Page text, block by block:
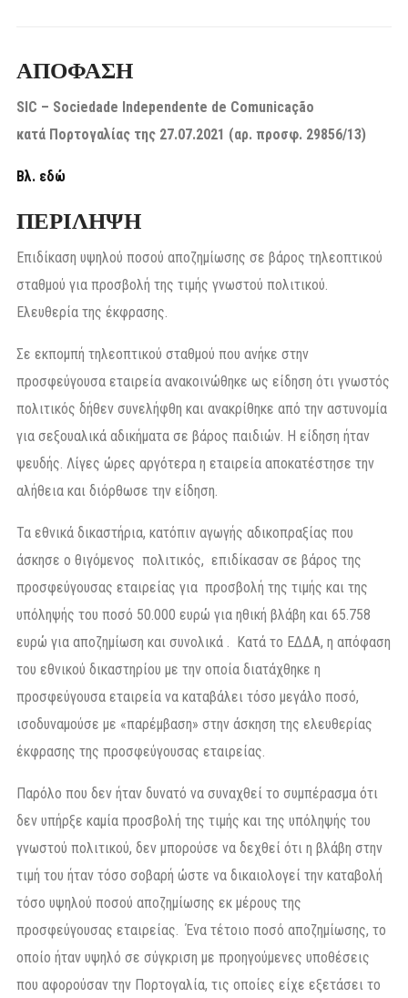
ΑΠΟΦΑΣΗ
SIC – Sociedade Independente de Comunicação
κατά Πορτογαλίας της 27.07.2021 (αρ. προσφ. 29856/13)
Βλ. εδώ
ΠΕΡΙΛΗΨΗ
Επιδίκαση υψηλού ποσού αποζημίωσης σε βάρος τηλεοπτικού
σταθμού για προσβολή της τιμής γνωστού πολιτικού.
Ελευθερία της έκφρασης.
Σε εκπομπή τηλεοπτικού σταθμού που ανήκε στην
προσφεύγουσα εταιρεία ανακοινώθηκε ως είδηση ότι γνωστός
πολιτικός δήθεν συνελήφθη και ανακρίθηκε από την αστυνομία
για σεξουαλικά αδικήματα σε βάρος παιδιών. Η είδηση ήταν
ψευδής. Λίγες ώρες αργότερα η εταιρεία αποκατέστησε την
αλήθεια και διόρθωσε την είδηση.
Τα εθνικά δικαστήρια, κατόπιν αγωγής αδικοπραξίας που
άσκησε ο θιγόμενος πολιτικός, επιδίκασαν σε βάρος της
προσφεύγουσας εταιρείας για προσβολή της τιμής και της
υπόληψής του ποσό 50.000 ευρώ για ηθική βλάβη και 65.758
ευρώ για αποζημίωση και συνολικά . Κατά το ΕΔΔΑ, η απόφαση
του εθνικού δικαστηρίου με την οποία διατάχθηκε η
προσφεύγουσα εταιρεία να καταβάλει τόσο μεγάλο ποσό,
ισοδυναμούσε με «παρέμβαση» στην άσκηση της ελευθερίας
έκφρασης της προσφεύγουσας εταιρείας.
Παρόλο που δεν ήταν δυνατό να συναχθεί το συμπέρασμα ότι
δεν υπήρξε καμία προσβολή της τιμής και της υπόληψής του
γνωστού πολιτικού, δεν μπορούσε να δεχθεί ότι η βλάβη στην
τιμή του ήταν τόσο σοβαρή ώστε να δικαιολογεί την καταβολή
τόσο υψηλού ποσού αποζημίωσης εκ μέρους της
προσφεύγουσας εταιρείας. Ένα τέτοιο ποσό αποζημίωσης, το
οποίο ήταν υψηλό σε σύγκριση με προηγούμενες υποθέσεις
που αφορούσαν την Πορτογαλία, τις οποίες είχε εξετάσει το